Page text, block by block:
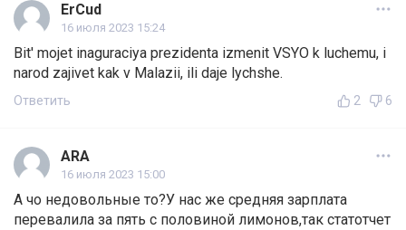
ErCud
16 июля 2023 15:24
Bit' mojet inaguraciya prezidenta izmenit VSYO k luchemu, i
narod zajivet kak v Malazii, ili daje lychshe.
Ответить 2 6
ARA
16 июля 2023 15:00
А чо недовольные то?У нас же средняя зарплата
перевалила за пять с половиной лимонов,так статотчет